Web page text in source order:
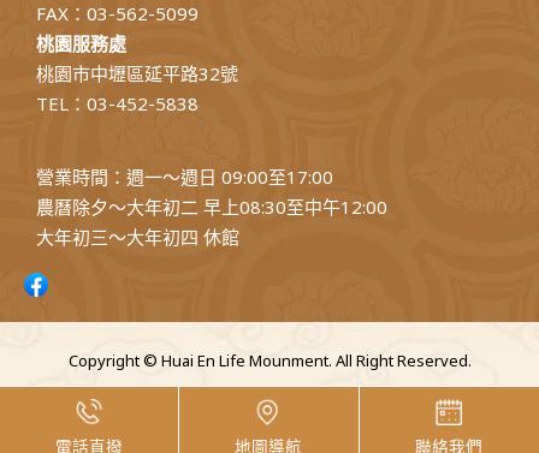
電話直撥 地圖導航 聯絡我們
FAX：03-562-5099
桃園服務處
桃園市中壢區延平路32號
TEL：03-452-5838
營業時間：週一～週日 09:00至17:00
農曆除夕～大年初二 早上08:30至中午12:00
大年初三～大年初四 休館
Copyright © Huai En Life Mounment. All Right Reserved.